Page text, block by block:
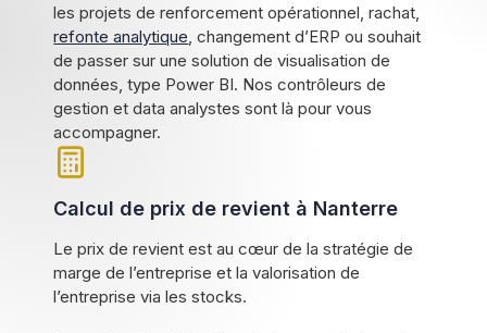
les projets de renforcement opérationnel, rachat,
refonte analytique , changement d’ERP ou souhait
de passer sur une solution de visualisation de
données, type Power BI. Nos contrôleurs de
gestion et data analystes sont là pour vous
accompagner.
Calcul de prix de revient à Nanterre
Le prix de revient est au cœur de la stratégie de
marge de l’entreprise et la valorisation de
l’entreprise via les stocks.